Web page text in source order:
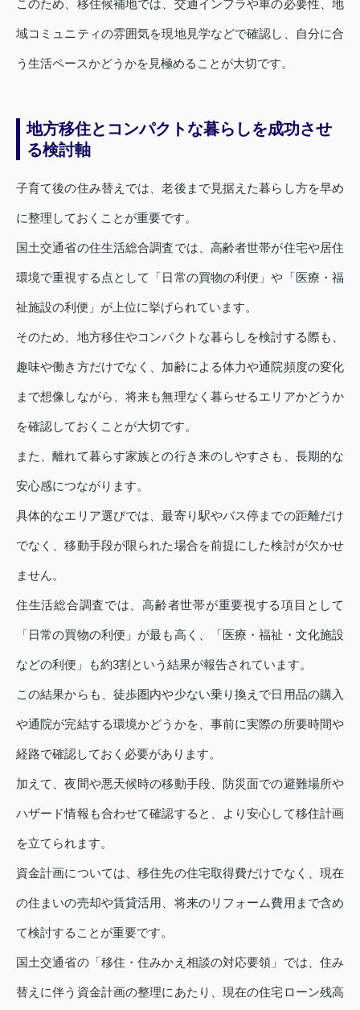
このため、移住候補地では、交通インフラや車の必要性、地
域コミュニティの雰囲気を現地見学などで確認し、自分に合
う生活ペースかどうかを見極めることが大切です。
地方移住とコンパクトな暮らしを成功させ
る検討軸
子育て後の住み替えでは、老後まで見据えた暮らし方を早め
に整理しておくことが重要です。
国土交通省の住生活総合調査では、高齢者世帯が住宅や居住
環境で重視する点として「日常の買物の利便」や「医療・福
祉施設の利便」が上位に挙げられています。
そのため、地方移住やコンパクトな暮らしを検討する際も、
趣味や働き方だけでなく、加齢による体力や通院頻度の変化
まで想像しながら、将来も無理なく暮らせるエリアかどうか
を確認しておくことが大切です。
また、離れて暮らす家族との行き来のしやすさも、長期的な
安心感につながります。
具体的なエリア選びでは、最寄り駅やバス停までの距離だけ
でなく、移動手段が限られた場合を前提にした検討が欠かせ
ません。
住生活総合調査では、高齢者世帯が重要視する項目として
「日常の買物の利便」が最も高く、「医療・福祉・文化施設
などの利便」も約3割という結果が報告されています。
この結果からも、徒歩圏内や少ない乗り換えで日用品の購入
や通院が完結する環境かどうかを、事前に実際の所要時間や
経路で確認しておく必要があります。
加えて、夜間や悪天候時の移動手段、防災面での避難場所や
ハザード情報も合わせて確認すると、より安心して移住計画
を立てられます。
資金計画については、移住先の住宅取得費だけでなく、現在
の住まいの売却や賃貸活用、将来のリフォーム費用まで含め
て検討することが重要です。
国土交通省の「移住・住みかえ相談の対応要領」では、住み
替えに伴う資金計画の整理にあたり、現在の住宅ローン残高